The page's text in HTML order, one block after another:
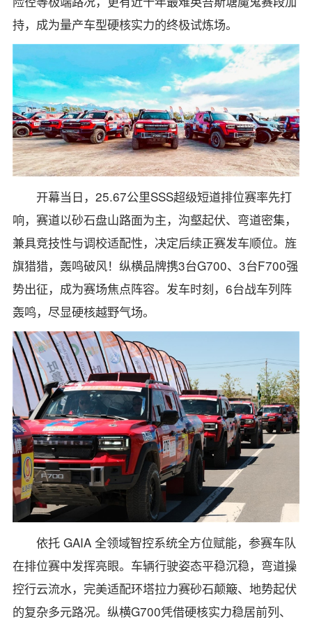
持，成为量产车型硬核实力的终极试炼场。
开幕当日，25.67公里SSS超级短道排位赛率先打
响，赛道以砂石盘山路面为主，沟壑起伏、弯道密集，
兼具竞技性与调校适配性，决定后续正赛发车顺位。旌
旗猎猎，轰鸣破风！纵横品牌携3台G700、3台F700强
势出征，成为赛场焦点阵容。发车时刻，6台战车列阵
轰鸣，尽显硬核越野气场。
依托 GAIA 全领域智控系统全方位赋能，参赛车队
在排位赛中发挥亮眼。车辆行驶姿态平稳沉稳，弯道操
控行云流水，完美适配环塔拉力赛砂石颠簸、地势起伏
的复杂多元路况。纵横G700凭借硬核实力稳居前列、